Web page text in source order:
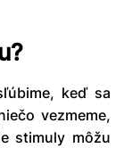
keď sa
vezmeme,
stimuly môžu